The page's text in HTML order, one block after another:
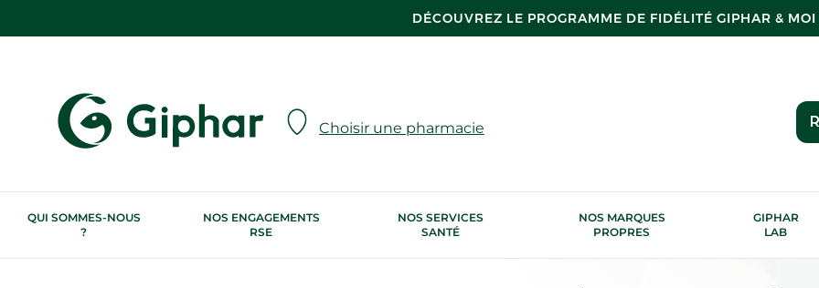
DÉCOUVREZ LE PROGRAMME DE FIDÉLITÉ GIPHAR & MOI
Choisir une pharmacie
QUI SOMMES-NOUS
?
NOS ENGAGEMENTS
RSE
NOS SERVICES
SANTÉ
NOS MARQUES
PROPRES
GIPHAR
LAB